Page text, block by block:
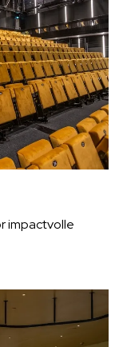
impactvolle